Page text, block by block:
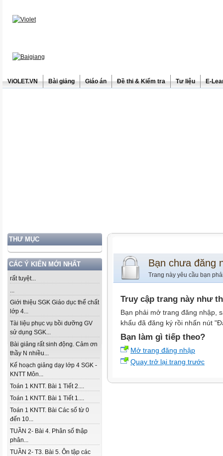
ViOLET.VN Bài giảng Giáo án Đề thi & Kiểm tra Tư liệu E-
THƯ MỤC
CÁC Ý KIẾN MỚI NHẤT
rất tuyệt...
...
Giới thiệu SGK Giáo dục thể chất
lớp 4...
Tài liệu phục vụ bồi dưỡng GV
sử dụng SGK...
Bài giảng rất sinh động. Cảm ơn
thầy N nhiều...
Kế hoạch giảng dạy lớp 4 SGK -
KNTT Môn...
Toán 1 KNTT. Bài 1 Tiết 2....
Toán 1 KNTT. Bài 1 Tiết 1....
Toán 1 KNTT. Bài Các số từ 0
đến 10...
TUẦN 2- Bài 4. Phân số thập
phân...
TUẦN 2- T3. Bài 5. Ôn tập các
Bạn chưa đăng
Trang này yêu cầu bạn
Truy cập trang này như
Bạn phải mở trang đăng nhập,
khẩu đã đăng ký rồi nhấn nút
Bạn làm gì tiếp theo?
Mở trang đăng nhập
Quay trở lại trang trước